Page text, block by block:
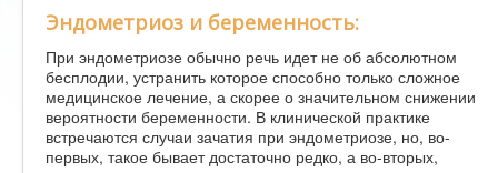
Эндометриоз и беременность:
При эндометриозе обычно речь идет не об абсолютном
бесплодии, устранить которое способно только сложное
медицинское лечение, а скорее о значительном снижении
вероятности беременности. В клинической практике
встречаются случаи зачатия при эндометриозе, но, во-
первых, такое бывает достаточно редко, а во-вторых,